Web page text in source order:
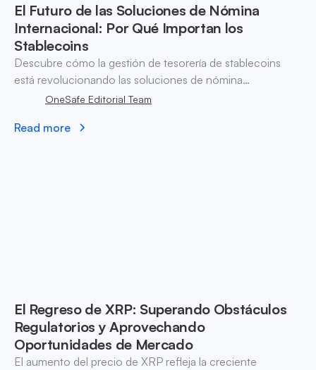
El Futuro de las Soluciones de Nómina
Internacional: Por Qué Importan los
Stablecoins
Descubre cómo la gestión de tesorería de stablecoins
está revolucionando las soluciones de nómina
internacional, ofreciendo a las empresas formas eficientes
OneSafe Editorial Team
Read more
El Regreso de XRP: Superando Obstáculos
Regulatorios y Aprovechando
Oportunidades de Mercado
El aumento del precio de XRP refleja la creciente